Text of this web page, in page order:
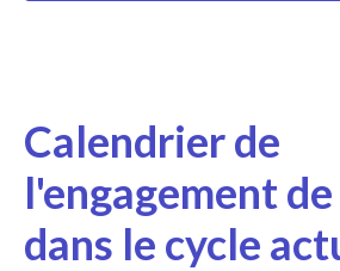
Calendrier de
l'engagement
dans le cycle